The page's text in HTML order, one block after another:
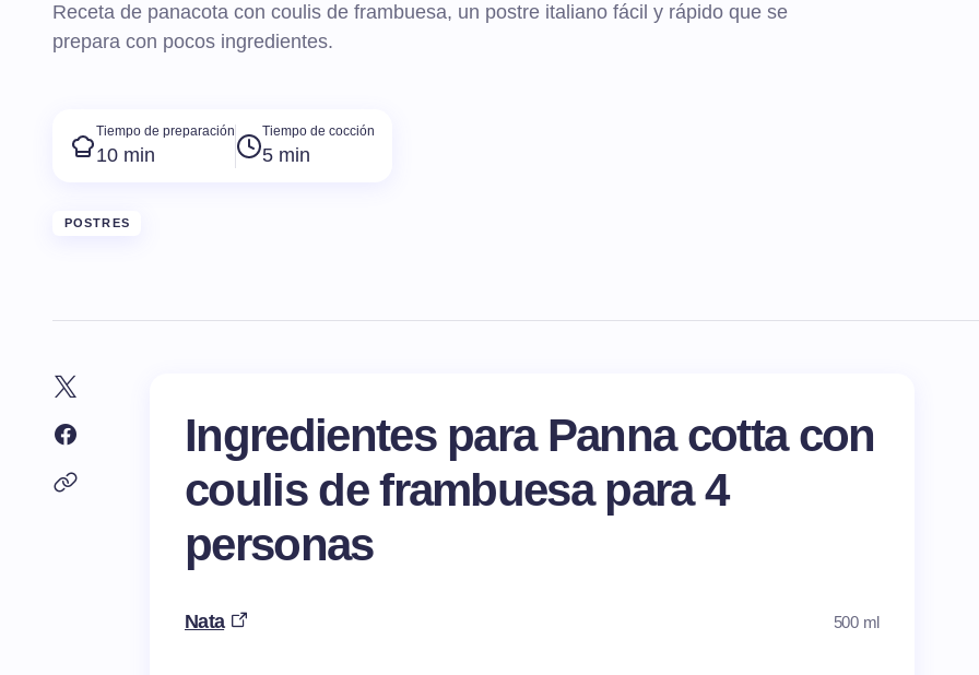
Receta de panacota con coulis de frambuesa, un postre italiano fácil y rápido que se
prepara con pocos ingredientes.
Tiempo de preparación
10 min
Tiempo de cocción
5 min
POSTRES
Ingredientes para Panna cotta con
coulis de frambuesa para 4
personas
Nata 500 ml